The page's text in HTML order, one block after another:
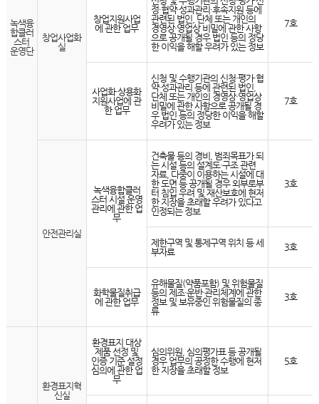
녹색융
합클러
스터
운영단
창업사업화
실
창업지원사업
에 관한 업무
정·협약·성과관리·후속지원 등에
관련된 법인, 단체 또는 개인의
경영상·영업상 비밀에 관한 사항
으로 공개될 경우 법인 등의 정당
한 이익을 해할 우려가 있는 정보
7호
사업화·상용화
지원사업에 관
한 업무
신청 및 수행기관의 신청·평가·협
약·성과관리 등에 관련된 법인,
단체 또는 개인의 경영상·영업상
비밀에 관한 사항으로 공개될 경
우 법인 등의 정당한 이익을 해할
우려가 있는 정보
7호
안전관리실
녹색융합클러
스터 시설 운영
관리에 관한 업
무
건축물 등의 경비, 범죄목표가 되
는 시설 등의 설계도·구조 관련
자료, 다중이 이용하는 시설에 대
한 도면 등 공개될 경우 외부로부
터 침입 우려 및 재산보호에 현저
한 지장을 초래할 우려가 있다고
인정되는 정보
3호
제한구역 및 통제구역 위치 등 세
부자료
3호
화학물질취급
에 관한 업무
유해물질(약품포함) 및 위험물질
등의 제조·운반·관리체계에 관한
정보 및 보유중인 위험물질의 종
류
3호
환경표지혁
신실
환경표지 대상
제품 선정 및
인증 기준 설정
심의에 관한 업
무
심의위원, 심의평가표 등 공개될
경우 업무의 공정한 수행에 현저
한 지장을 초래할 정보
5호